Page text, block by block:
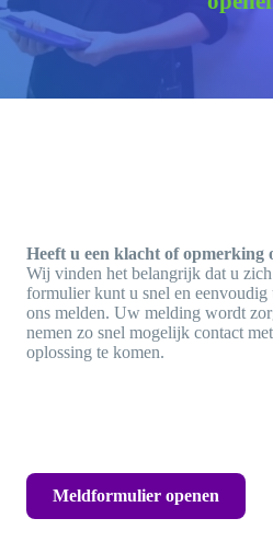
Heeft u een klacht of opmerking
Wij vinden het belangrijk dat u
formulier kunt u snel en
ons melden. Uw melding wordt
nemen zo snel mogelijk contact
oplossing te komen.
Meldformulier openen